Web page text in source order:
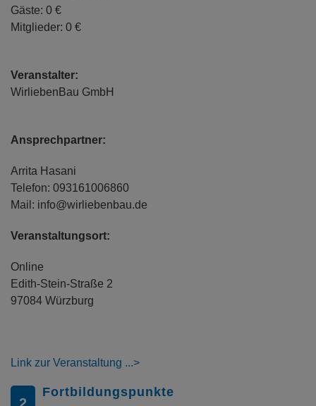
Gäste: 0 €
Mitglieder: 0 €
Veranstalter:
WirliebenBau GmbH
Ansprechpartner:
Arrita Hasani
Telefon: 093161006860
Mail: info@wirliebenbau.de
Veranstaltungsort:
Online
Edith-Stein-Straße 2
97084 Würzburg
Link zur Veranstaltung
Fortbildungspunkte